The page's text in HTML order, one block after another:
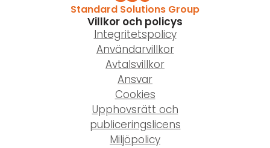
Standard Solutions Group
Villkor och policys
Integritetspolicy
Användarvillkor
Avtalsvillkor
Ansvar
Cookies
Upphovsrätt och
publiceringslicens
Miljöpolicy